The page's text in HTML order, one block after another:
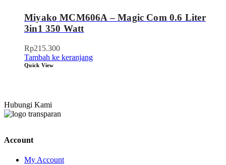
Miyako MCM606A – Magic Com 0.6 Liter
3in1 350 Watt
Rp215.300
Tambah ke keranjang
Quick View
Hubungi Kami
Account
My Account